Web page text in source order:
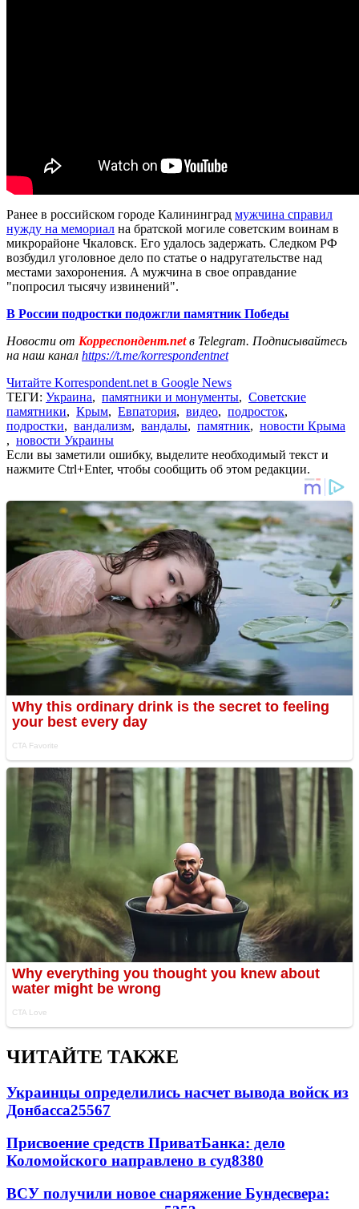
Ранее в российском городе Калининград мужчина справил
нужду на мемориал на братской могиле советским воинам в
микрорайоне Чкаловск. Его удалось задержать. Следком РФ
возбудил уголовное дело по статье о надругательстве над
местами захоронения. А мужчина в свое оправдание
"попросил тысячу извинений".
В России подростки подожгли памятник Победы
Новости от Корреспондент.netв Telegram. Подписывайтесь
на наш канал https://t.me/korrespondentnet
Читайте Korrespondent.net в Google News
ТЕГИ: Украина, памятники и монументы, Советские
памятники, Крым, Евпатория, видео, подросток,
подростки, вандализм, вандалы, памятник, новости Крыма
, новости Украины
Если вы заметили ошибку, выделите необходимый текст и
нажмите Ctrl+Enter, чтобы сообщить об этом редакции.
ЧИТАЙТЕ ТАКЖЕ
Украинцы определились насчет вывода войск из
Донбасса25567
Присвоение средств ПриватБанка: дело
Коломойского направлено в суд8380
ВСУ получили новое снаряжение Бундесвера: